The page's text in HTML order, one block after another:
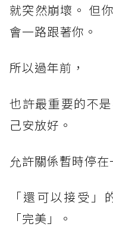
就突然崩壞。 但
會一路跟著你。
所以過年前，
也許最重要的不
己安放好。
允許關係暫時停在
「還可以接受
「完美」。